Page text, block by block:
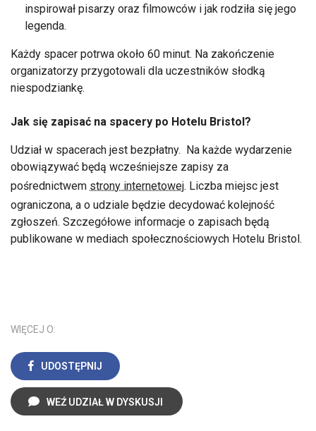
inspirował pisarzy oraz filmowców i jak rodziła się jego
legenda.
Każdy spacer potrwa około 60 minut. Na zakończenie
organizatorzy przygotowali dla uczestników słodką
niespodziankę.
Jak się zapisać na spacery po Hotelu Bristol?
Udział w spacerach jest bezpłatny. Na każde wydarzenie
obowiązywać będą wcześniejsze zapisy za
pośrednictwem strony internetowej. Liczba miejsc jest
ograniczona, a o udziale będzie decydować kolejność
zgłoszeń. Szczegółowe informacje o zapisach będą
publikowane w mediach społecznościowych Hotelu Bristol.
WIĘCEJ O:
UDOSTĘPNIJ
WEŹ UDZIAŁ W DYSKUSJI